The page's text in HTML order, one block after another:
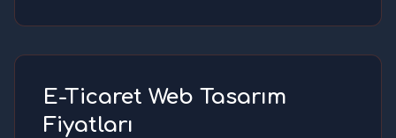
E-Ticaret Web Tasarım
Fiyatları